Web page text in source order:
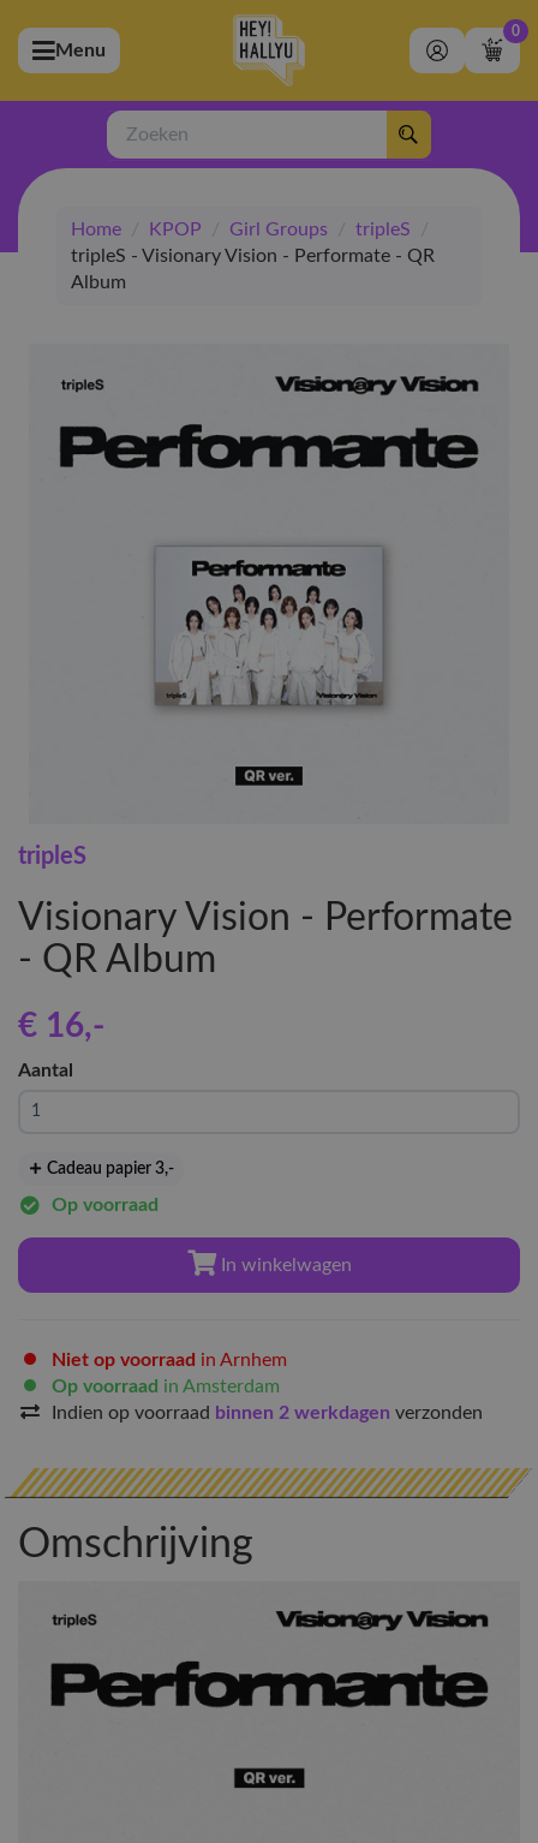
(Artiesten)
(Merchandise)
(Exclusive)
(Winkel)
Menu
0
Zoeken
Home / KPOP / Girl Groups / tripleS
/
tripleS - Visionary Vision - Performate - QR
Album
tripleS
Visionary Vision - Performate
- QR Album
€ 16,-
Aantal
Cadeau papier 3,-
Op voorraad
In winkelwagen
Niet op voorraad in Arnhem
Op voorraad in Amsterdam
Indien op voorraad binnen 2 werkdagen verzonden
Omschrijving